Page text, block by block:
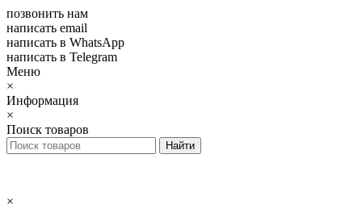
позвонить нам
написать email
написать в WhatsApp
написать в Telegram
Меню
×
Информация
×
Поиск товаров
×